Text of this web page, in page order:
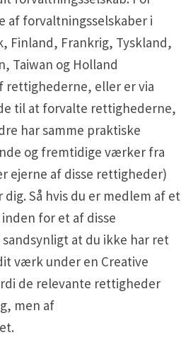
af forvaltningsselskaber i
Finland, Frankrig, Tyskland,
Taiwan og Holland
rettighederne, eller er via
til at forvalte rettighederne,
har samme praktiske
og fremtidige værker fra
ejerne af disse rettigheder)
Så hvis du er medlem af et
for et af disse
at du ikke har ret
værk under en Creative
de relevante rettigheder
men af